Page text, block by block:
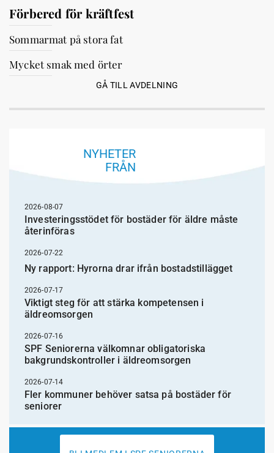
Förbered för kräftfest
Sommarmat på stora fat
Mycket smak med örter
GÅ TILL AVDELNING
NYHETER
FRÅN
2026-08-07
Investeringsstödet för bostäder för äldre måste
återinföras
2026-07-22
Ny rapport: Hyrorna drar ifrån bostadstillägget
2026-07-17
Viktigt steg för att stärka kompetensen i
äldreomsorgen
2026-07-16
SPF Seniorerna välkomnar obligatoriska
bakgrundskontroller i äldreomsorgen
2026-07-14
Fler kommuner behöver satsa på bostäder för
seniorer